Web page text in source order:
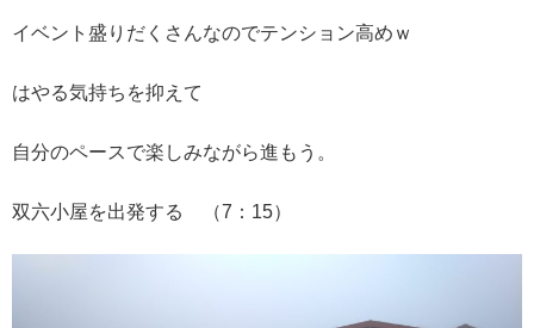
イベント盛りだくさんなのでテンション高めｗ
はやる気持ちを抑えて
自分のペースで楽しみながら進もう。
双六小屋を出発する （7：15）